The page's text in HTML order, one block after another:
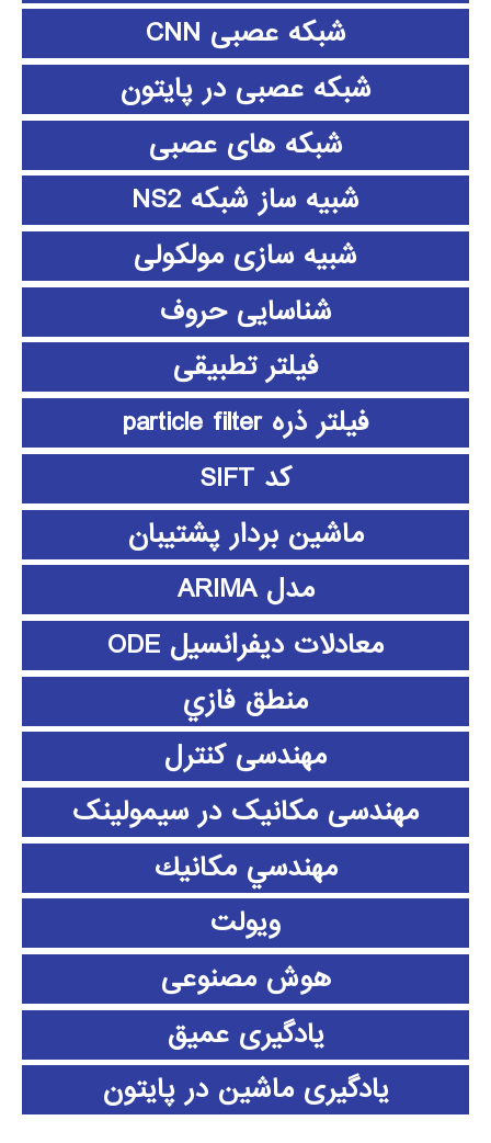
شبکه عصبی CNN
شبکه عصبی در پایتون
شبکه های عصبی
شبیه ساز شبکه NS2
شبیه سازی مولکولی
شناسایی حروف
فیلتر تطبیقی
فیلتر ذره particle filter
کد SIFT
ماشین بردار پشتیبان
مدل ARIMA
معادلات دیفرانسیل ODE
منطق فازي
مهندسی کنترل
مهندسی مکانیک در سیمولینک
مهندسي مكانيك
ویولت
هوش مصنوعی
یادگیری عمیق
یادگیری ماشین در پایتون